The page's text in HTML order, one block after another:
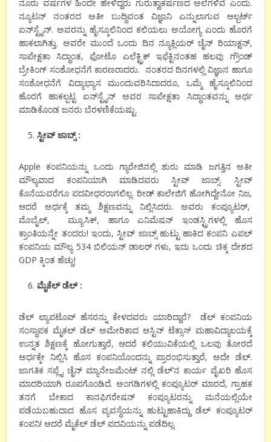
ನೂರು ವರ್ಷಗಳ ಹಿಂದೇ ಹೇಳಿದ್ದರು ಗುರುತ್ವಾಕರ್ಷಣದ ಅಲೆಗಳಿವೆ ಎಂದು.
ನ್ಯೂಟನ್ ನಂತರದ ಅತೀ ಬುದ್ಧಿವಂತ ವಿಜ್ಞಾನಿ ಎನ್ನುಲಾಗುವ ಆಲ್ಬರ್ಟ್
ಐನ್‌ಸ್ಟೈನ್. ಅವರನ್ನು ಹೈಸ್ಕೂಲಿನಿಂದ ಕಲಿಯಲು ಅಯೋಗ್ಯ ಎಂದು ಹೊರಗೆ
ಹಾಕಲಾಗಿತ್ತು. ಅವರೇ ಮುಂದೆ ಒಂದು ದಿನ ನ್ಯೂಕ್ಲಿಯರ್ ಚೈನ್ ರಿಯಾಕ್ಷನ್,
ಸಾಪೇಕ್ಷತಾ ಸಿದ್ಧಾಂತ, ಫೋಟೊ ಎಲೆಕ್ಟ್ರಿಕ್ ಇಫೆಕ್ಟಿನಂತಹ ಹಲವು ಗ್ರೌಂಡ್
ಬ್ರೇಕಿಂಗ್ ಸಂಶೋಧನೆಗೆ ಕಾರಣರಾದರು. ನಂತರದ ದಿನಗಳಲ್ಲಿ ವಿಜ್ಞಾನ ಹಾಗೂ
ಸಂಶೋಧನೆಗೆ ವಿದ್ಯಾಭ್ಯಾಸ ಮುಂದುವರಿಸಿದಾದರೂ, ಒಮ್ಮೆ ಹೈಸ್ಕೂಲಿನಿಂದ
ಹೊರಗೆ ಹಾಕಲ್ಪಟ್ಟ ಐನ್‌ಸ್ಟೈನ್ ಅವರ ಸಾಪೇಕ್ಷತಾ ಸಿದ್ಧಾಂತವನ್ನು ಅರ್ಥ
ಮಾಡಿಕೊಂಡ ಜನರು ಬೆರಳಣಿಕೆಯಷ್ಟು.
ಸ್ಟೀವ್ ಜಾಬ್ಸ್ :
Apple ಕಂಪನಿಯನ್ನು ಒಂದು ಗ್ಯಾರೇಜಿನಲ್ಲಿ ಶುರು ಮಾಡಿ ಜಗತ್ತಿನ ಅತೀ
ಮೌಲ್ಯವಾದ ಕಂಪನಿಯಾಗಿ ಮಾಡಿದವರು ಸ್ಟೀವ್ ಜಾಬ್ಸ್. ಸ್ಟೀವ್
ಕೊನೆಯವರೆಗೂ ಪದವೀಧರರಾಗಲಿಲ್ಲ. ರೀಡ್ ಕಾಲೇಜಿಗೆ ಹೋಗಿದ್ದೇನೋ ನಿಜ,
ಆದರೆ ಅರ್ಧಕ್ಕೆ ತಮ್ಮ ಶಿಕ್ಷಣವನ್ನು ನಿಲ್ಲಿಸಿದರು. ಅವರು ಕಂಪ್ಯೂಟರ್,
ಮೊಬೈಲ್, ಮ್ಯೂಸಿಕ್, ಹಾಗೂ ಎನಿಮೆಷನ್ ಇಂಡಸ್ಟ್ರಿಗಳಲ್ಲಿ ಹೊಸ
ಕ್ರಾಂತಿಯನ್ನೇ ತಂದರು! ಇಂದು, ಸ್ಟೀವ್ ಜಾಬ್ಸ್ ಹುಟ್ಟು ಹಾಕಿದ ಕಂಪನಿ ಎಪಲ್
ಕಂಪನಿಯ ಮೌಲ್ಯ 534 ಬಿಲಿಯನ್ ಡಾಲರ್ ಗಳು, ಇದು ಒಂದು ಚಿಕ್ಕ ದೇಶದ
GDP ಕ್ಕಿಂತ ಹೆಚ್ಚು!
ಮೈಕೆಲ್ ಡೆಲ್ :
ಡೆಲ್ ಲ್ಯಾಪಟೊಪ್ ಹೆಸರನ್ನು ಕೇಳದವರು ಯಾರಿದ್ದಾರೆ? ಡೆಲ್ ಕಂಪನಿಯ
ಸಂಸ್ಥಾಪಕ ಮೈಕಲ್ ಡೆಲ್ ಅಮೇರಿಕಾದ ಆಸ್ಟಿನ್ ಟೆಕ್ಸಾಸ್ ಮಹಾವಿದ್ಯಾಲಯಕ್ಕೆ
ಉನ್ನತ ಶಿಕ್ಷಣಕ್ಕೆ ಹೋಗುತ್ತಾರೆ, ಆದರೆ ಕಲಿಯುವಿಕೆಯಲ್ಲಿ ಒಲವು ತೋರದೆ
ಅರ್ಧಕ್ಕೇ ನಿಲ್ಲಿಸಿ ಹೊಸ ಕಂಪನಿಯೊಂದನ್ನು ಪ್ರಾರಂಭಿಸುತ್ತಾರೆ, ಅದೇ ಡೆಲ್.
ಜಾಗತಿಕ ಸಪ್ಲೈ ಚೈನ್ ಮ್ಯಾನೇಜಮೆಂಟ್ ನಲ್ಲಿ ಡೆಲ್’ನ ಕಾರ್ಯ ವೈಖರಿ ಹೊಸ
ಮಾದರಿಯಾಗಿ ರೂಪಗೊಂಡಿದೆ. ಅಂಗಡಿಗಳಲ್ಲಿ ಕಂಪ್ಯೂಟರ್ ಮಾರದೆ, ಗ್ರಾಹಕ
ತನಗೆ ಬೇಕಾದ ಕಾನಫಿಗರೇಷನ್ ಕಂಪ್ಯೂಟರನ್ನು ಮನೆಯಲ್ಲಿಯೇ
ಪಡೆಯಬಹುದಾದ ಹೊಸ ವ್ಯವಸ್ಥೆಯನ್ನು ಹುಟ್ಟುಹಾಕಿದ್ದು ಡೆಲ್ ಕಂಪ್ಯೂಟರ್
ಕಂಪನಿ! ಆದರೆ ಮೈಕೆಲ್ ಡೆಲ್ ಪದವಿಯನ್ನು ಪಡೆದಿಲ್ಲ.